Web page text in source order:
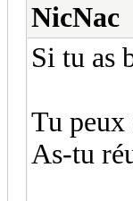
NicNac
Si tu as
Tu peux
As-tu